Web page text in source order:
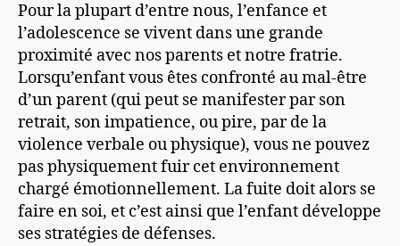
Pour la plupart d’entre nous, l’enfance et
l’adolescence se vivent dans une grande
proximité avec nos parents et notre fratrie.
Lorsqu’enfant vous êtes confronté au mal-être
d’un parent (qui peut se manifester par son
retrait, son impatience, ou pire, par de la
violence verbale ou physique), vous ne pouvez
pas physiquement fuir cet environnement
chargé émotionnellement. La fuite doit alors se
faire en soi, et c’est ainsi que l’enfant développe
ses stratégies de défenses.